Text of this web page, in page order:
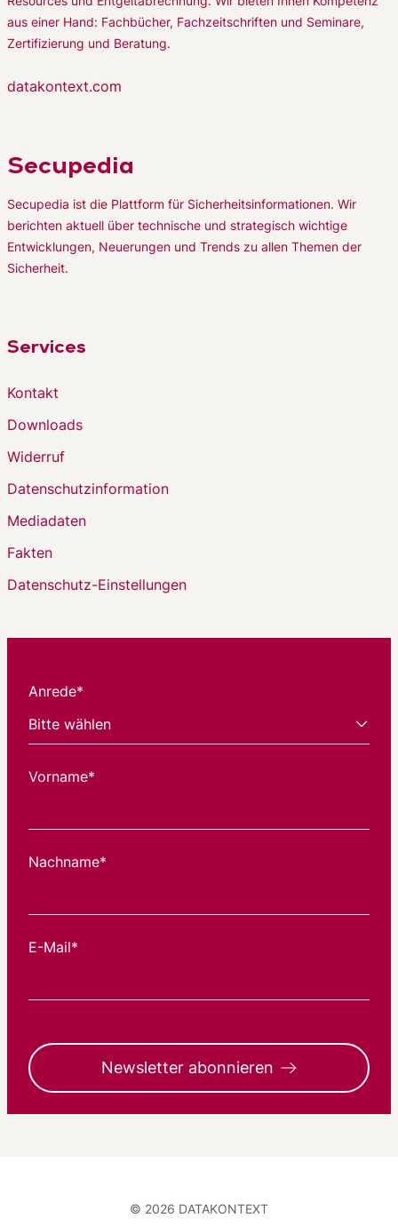
aus einer Hand: Fachbücher, Fachzeitschriften und Seminare,
Zertifizierung und Beratung.
datakontext.com
Secupedia
Secupedia ist die Plattform für Sicherheitsinformationen. Wir
berichten aktuell über technische und strategisch wichtige
Entwicklungen, Neuerungen und Trends zu allen Themen der
Sicherheit.
Services
Kontakt
Downloads
Widerruf
Datenschutzinformation
Mediadaten
Fakten
Datenschutz-Einstellungen
Anrede*
Vorname*
Nachname*
E-Mail*
Newsletter abonnieren
© 2026 DATAKONTEXT